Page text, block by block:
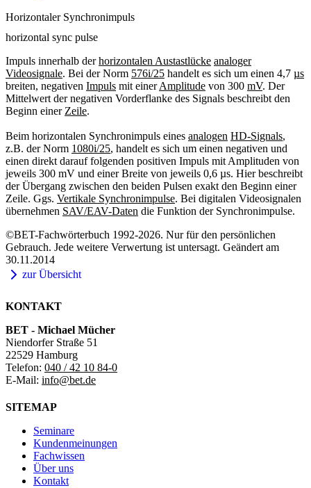
Horizontaler Synchronimpuls
horizontal sync pulse
Impuls innerhalb derhorizontalen Austastlücke analoger
Videosignale. Bei der Norm 576i/25 handelt es sich um einen 4,7 µs
breiten, negativen Impuls mit einerAmplitude von 300 mV. Der
Mittelwert der negativen Vorderflanke des Signals beschreibt den
Beginn einer Zeile.
Beim horizontalen Synchronimpuls eines analogen HD-Signals,
z.B. der Norm 1080i/25, handelt es sich um einen negativen und
einen direkt darauf folgenden positiven Impuls mit Amplituden von
jeweils 300 mV und einer Breite von jeweils 0,6 µs. Hier beschreibt
der Übergang zwischen den beiden Pulsen exakt den Beginn einer
Zeile. Ggs. Vertikale Synchronimpulse. Bei digitalen Videosignalen
übernehmen SAV/EAV-Daten die Funktion der Synchronimpulse.
©BET-Fachwörterbuch 1992-2026. Nur für den persönlichen
Gebrauch. Jede weitere Verwertung ist untersagt. Geändert am
30.11.2014
zur Übersicht
KONTAKT
BET - Michael Mücher
Niendorfer Straße 51
22529 Hamburg
Telefon: 040 / 42 10 84-0
E-Mail: info@bet.de
SITEMAP
Seminare
Kundenmeinungen
Fachwissen
Über uns
Kontakt